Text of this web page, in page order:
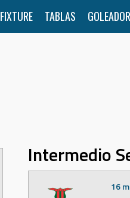
FIXTURE TABLAS
Intermedio
16